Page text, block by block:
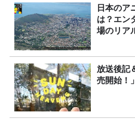
日本のア
は？エン
場のリア
放送後記
売開始！」